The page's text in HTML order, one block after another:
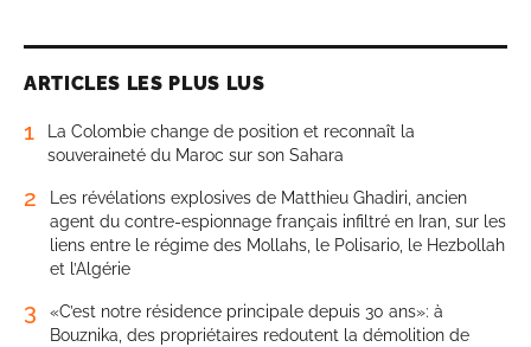
ARTICLES LES PLUS LUS
1
La Colombie change de position et reconnaît la
souveraineté du Maroc sur son Sahara
2
Les révélations explosives de Matthieu Ghadiri, ancien
agent du contre-espionnage français infiltré en Iran, sur les
liens entre le régime des Mollahs, le Polisario, le Hezbollah
et l’Algérie
3
«C’est notre résidence principale depuis 30 ans»: à
Bouznika, des propriétaires redoutent la démolition de